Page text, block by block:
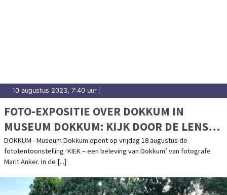
10 augustus 2023, 7:40 uur
FOTO-EXPOSITIE OVER DOKKUM IN
MUSEUM DOKKUM: KIJK DOOR DE LENS
VAN FOTOGRAFE MARIT ANKER
DOKKUM - Museum Dokkum opent op vrijdag 18 augustus de
fototentoonstelling ‘KIEK – een beleving van Dokkum’ van fotografe
Marit Anker. In de [...]